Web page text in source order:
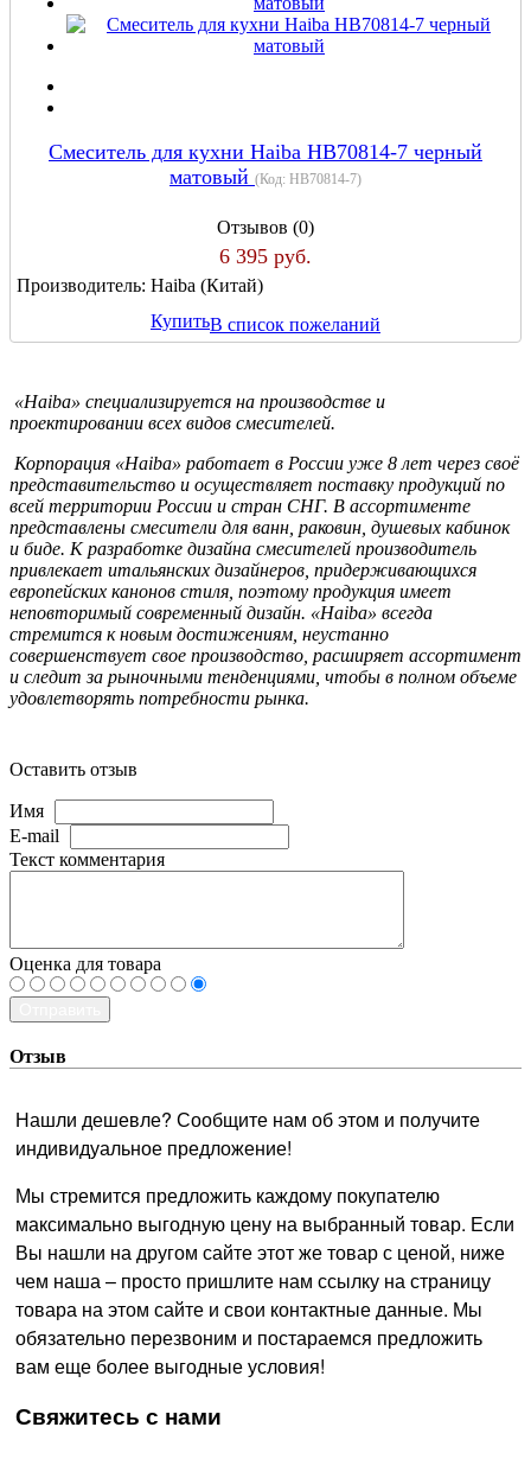
Cмеситель для кухни Haiba HB70814-7 черный
матовый (Код: HB70814-7)
Отзывов (0)
6 395 руб.
Производитель: Haiba (Китай)
КупитьВ список пожеланий
«Haiba» специализируется на производстве и
проектировании всех видов смесителей.
Корпорация «Haiba» работает в России уже 8 лет через своё
представительство и осуществляет поставку продукций по
всей территории России и стран СНГ. В ассортименте
представлены смесители для ванн, раковин, душевых кабинок
и биде. К разработке дизайна смесителей производитель
привлекает итальянских дизайнеров, придерживающихся
европейских канонов стиля, поэтому продукция имеет
неповторимый современный дизайн. «Haiba» всегда
стремится к новым достижениям, неустанно
совершенствует свое производство, расширяет ассортимент
и следит за рыночными тенденциями, чтобы в полном объеме
удовлетворять потребности рынка.
Оставить отзыв
Имя
E-mail
Текст комментария
Оценка для товара
Отзыв
Нашли дешевле? Сообщите нам об этом и получите
индивидуальное предложение!
Мы стремится предложить каждому покупателю
максимально выгодную цену на выбранный товар. Если
Вы нашли на другом сайте этот же товар с ценой, ниже
чем наша – просто пришлите нам ссылку на страницу
товара на этом сайте и свои контактные данные. Мы
обязательно перезвоним и постараемся предложить
вам еще более выгодные условия!
­Свяжитесь с нами